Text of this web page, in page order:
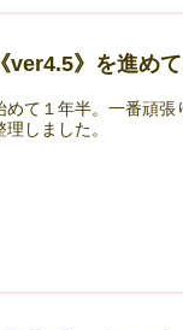
ver4.5》を進め
めて１年半。一番頑
しました。